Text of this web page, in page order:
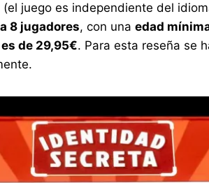
juego es independiente del
8 jugadores, con unaedad
de 29,95€. Para esta reseña se